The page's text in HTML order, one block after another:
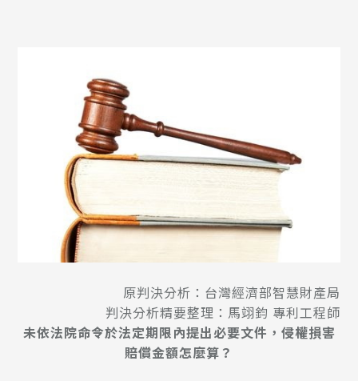
原判決分析：台灣經濟部智慧財產局
判決分析精要整理：馬翊鈞 專利工程師
未依法院命令於法定期限內提出必要文件，侵權損害
賠償金額怎麼算？